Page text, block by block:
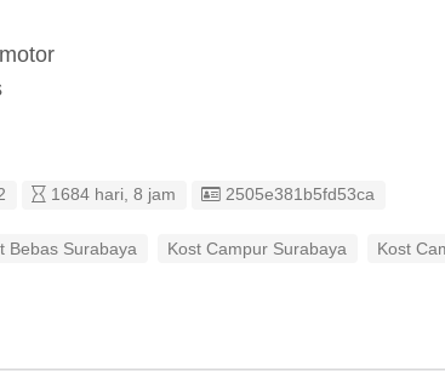
1684 hari, 8 jam Listing ID
2505e381b5fd53ca
Bebas Surabaya Kost Campur Surabaya Kost